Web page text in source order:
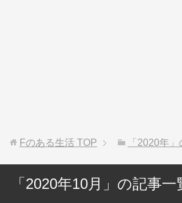
Fのある生活 TOP 「2020年
「2020年10月」の記事一